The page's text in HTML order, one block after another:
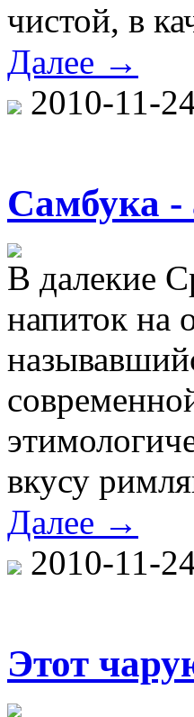
чистой, в
Далее →
2010-11-
Самбука -
В далекие
напиток на
вкусу
Далее →
2010-11-
Этот